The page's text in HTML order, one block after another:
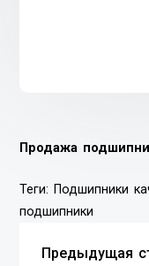
Продажа
Теги: Подшипники
подшипники
Предыдущая